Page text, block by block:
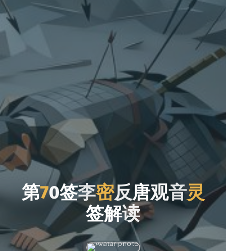
第70签李密反唐观音灵
签解读